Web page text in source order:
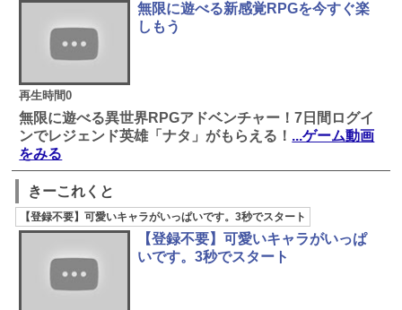
再生時間0
無限に遊べる新感覚RPGを今すぐ楽
しもう
無限に遊べる異世界RPGアドベンチャー！7日間ログイ
ンでレジェンド英雄「ナタ」がもらえる！ ...ゲーム動画
をみる
きーこれくと
【登録不要】可愛いキャラがいっぱいです。3秒でスタート
【登録不要】可愛いキャラがいっぱ
いです。3秒でスタート